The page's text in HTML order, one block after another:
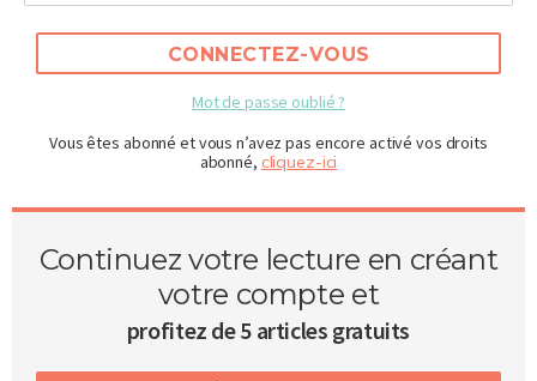
CONNECTEZ-VOUS
Mot de passe oublié ?
Vous êtes abonné et vous n’avez pas encore activé vos droits
abonné, cliquez-ici
Continuez votre lecture en créant
votre compte et
profitez de 5 articles gratuits